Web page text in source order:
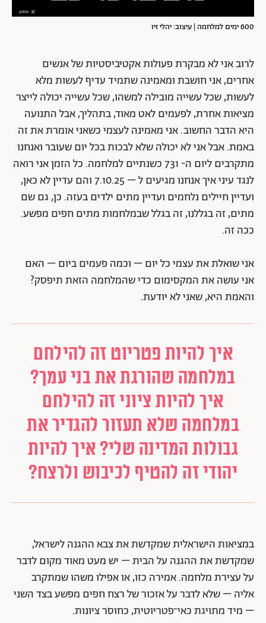
600 ימים למלחמה | עיצוב: יהלי זיו
לרוב אני לא מבקרת פעולות אקטיביסטיות של אנשים
אחרים, אני חושבת ומאמינה שתמיד עדיף לעשות מלא
לעשות, שכל עשייה מובילה למשהו, שכל עשייה יכולה לייצר
מציאות אחרת, לפעמים לאט מאוד, בתהליך, אבל התנועה
היא הדבר החשוב. אני מאמינה לעצמי כשאני אומרת את זה
באמת. אבל אני לא יכולה שלא לבכות בכל יום שעובר ואנחנו
מתקרבים ליום ה- 731 כשנתיים למלחמה. כל הזמן אני רואה
לנגד עיני איך אנחנו מגיעים ל – 7.10.25 והם עדיין לא כאן,
ועדיין חיילים נלחמים ועדיין מתים ילדים בעזה. כן, גם שם
מתים, זה בגללנו, זה בגלל שבמלחמות מתים חפים מפשע.
ככה זה.
אני שואלת את עצמי כל יום – וכמה פעמים ביום – האם
אני עושה את המקסימום כדי שהמלחמה הזאת תיפסק?
והאמת היא, שאני לא יודעת.
איך להיות פטריוט זה להילחם
במלחמה שהורגת את בני עמך?
איך להיות ציוני זה להילחם
במלחמה שלא תעזור להגדיר את
גבולות המדינה שלי? איך להיות
יהודי זה להטיף לכיבוש ולרצח?
במציאות הישראלית שמקדשת את צבא ההגנה לישראל,
שמקדשת את ההגנה על הבית – יש מעט מאוד מקום לדבר
על עצירת מלחמה. אמירה כזו, או אפילו משהו שמתקרב
אליה – שלא לדבר על אזכור של רצח חפים מפשע בצד השני
– מיד מתויגת כאי־פטריוטית, כחוסר ציונות.